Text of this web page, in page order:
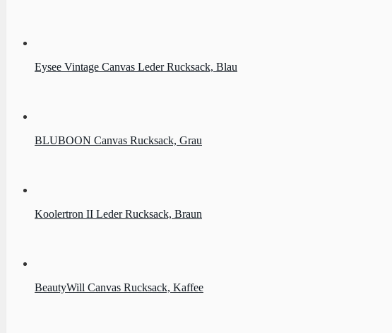
Eysee Vintage Canvas Leder Rucksack, Blau
BLUBOON Canvas Rucksack, Grau
Koolertron II Leder Rucksack, Braun
BeautyWill Canvas Rucksack, Kaffee